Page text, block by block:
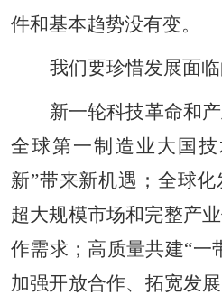
件和基本趋势没有变。
我们要珍惜发展面
新一轮科技革命和
全球第一制造业大国
新”带来新机遇；全球化
超大规模市场和完整产
作需求；高质量共建“一
加强开放合作、拓宽发